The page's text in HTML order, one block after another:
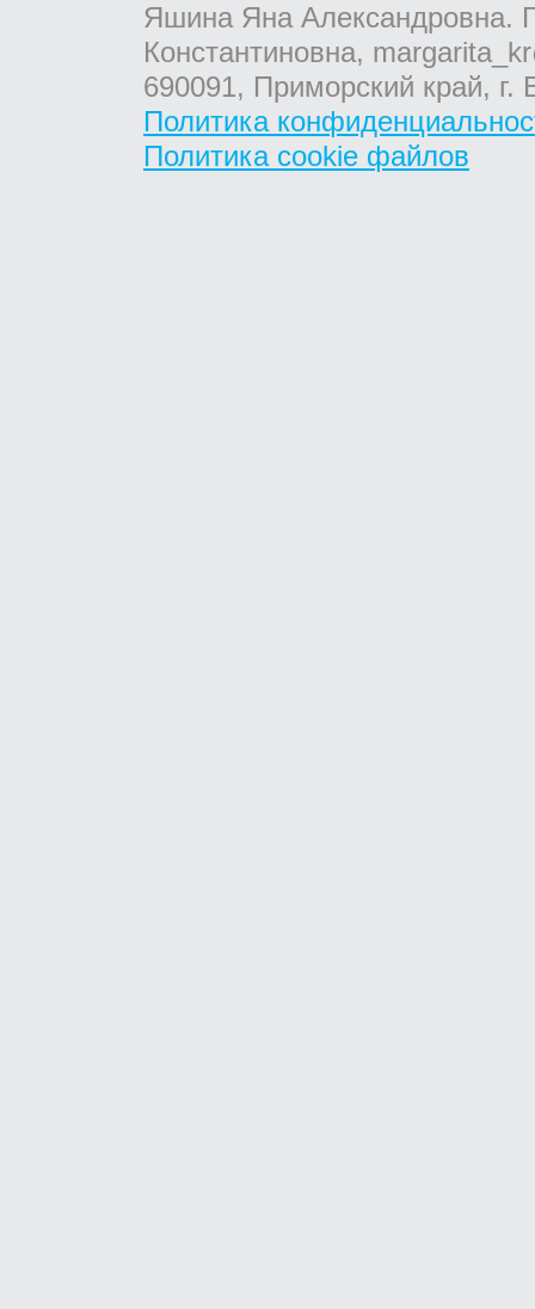
Яшина Яна Александровна.
Константиновна,
690091, Приморский край,
Политика
Политика cookie файлов